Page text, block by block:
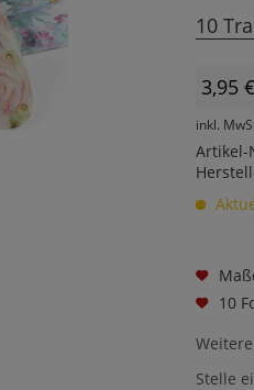
10
3,95
inkl.
Artikel-
10
Stelle